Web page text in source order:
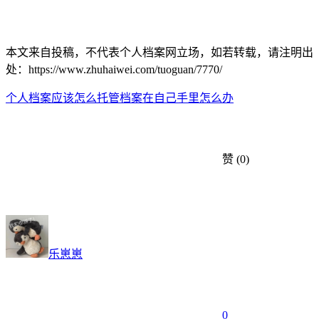
本文来自投稿，不代表个人档案网立场，如若转载，请注明出
处：https://www.zhuhaiwei.com/tuoguan/7770/
个人档案应该怎么托管档案在自己手里怎么办
赞 (0)
乐崽崽
0